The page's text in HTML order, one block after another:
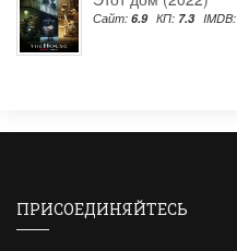
Сайт: 6.9 КП: 7.3 IMDB:
ПРИСОЕДИНЯЙТЕСЬ